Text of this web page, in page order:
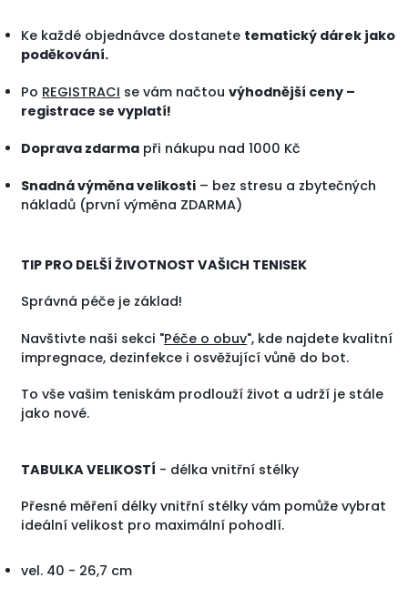
Ke každé objednávce dostanete tematický dárek jako
poděkování.
Po REGISTRACI se vám načtouvýhodnější ceny –
registrace se vyplatí!
Doprava zdarma při nákupu nad 1000 Kč
Snadná výměna velikosti – bez stresu a zbytečných
nákladů (první výměna ZDARMA)
TIP PRO DELŠÍ ŽIVOTNOST VAŠICH TENISEK
Správná péče je základ!
Navštivte naši sekci "Péče o obuv", kde najdete kvalitní
impregnace, dezinfekce i osvěžující vůně do bot.
To vše vašim teniskám prodlouží život a udrží je stále
jako nové.
TABULKA VELIKOSTÍ - délka vnitřní stélky
Přesné měření délky vnitřní stélky vám pomůže vybrat
ideální velikost pro maximální pohodlí.
vel. 40 - 26,7 cm